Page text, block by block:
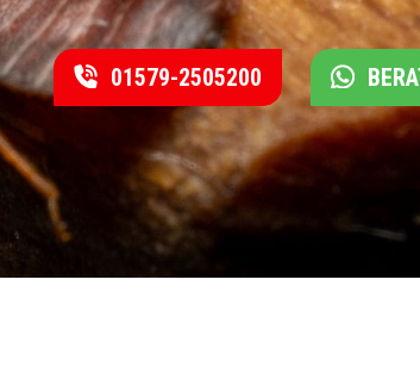
01579-2505200